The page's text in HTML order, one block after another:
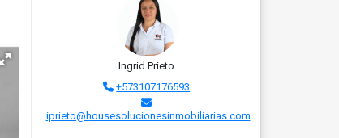
Ingrid Prieto
+573107176593
iprieto@housesolucionesinmobiliarias.com